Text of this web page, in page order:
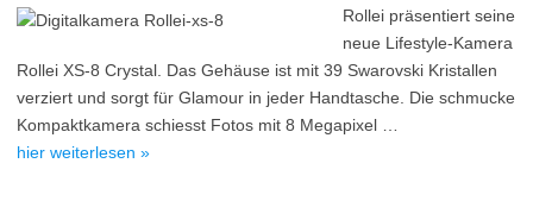
Rollei präsentiert seine
neue Lifestyle-Kamera
Rollei XS-8 Crystal. Das Gehäuse ist mit 39 Swarovski Kristallen
verziert und sorgt für Glamour in jeder Handtasche. Die schmucke
Kompaktkamera schiesst Fotos mit 8 Megapixel …
hier weiterlesen »